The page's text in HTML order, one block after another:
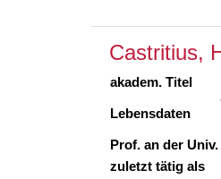
Castritius,
akadem. Titel
Lebensdaten
Prof. an der Univ.
zuletzt tätig als